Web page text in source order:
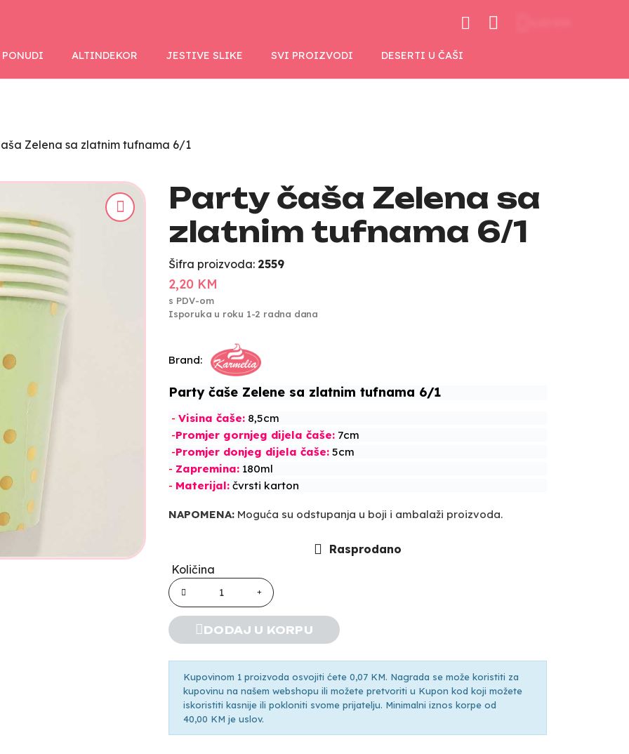
ALTINDEKOR JESTIVE SLIKE SVI PROIZVODI DESERTI U ČAŠI
Zelena sa zlatnim tufnama 6/1
Party čaša Zelena sa
zlatnim tufnama 6/1
Šifra proizvoda: 2559
2,20 KM
s PDV-om
Isporuka u roku 1-2 radna dana
Brand:
Party čaše Zelene sa zlatnim tufnama 6/1
- Visina čaše: 8,5cm
-Promjer gornjeg dijela čaše: 7cm
-Promjer donjeg dijela čaše: 5cm
- Zapremina: 180ml
- Materijal: čvrsti karton
NAPOMENA: Moguća su odstupanja u boji i ambalaži proizvoda.
Rasprodano
Količina
DODAJ U KORPU
Kupovinom 1 proizvoda osvojiti ćete 0,07 KM. Nagrada se može koristiti za
kupovinu na našem webshopu ili možete pretvoriti u Kupon kod koji možete
iskoristiti kasnije ili pokloniti svome prijatelju. Minimalni iznos korpe od
40,00 KM je uslov.